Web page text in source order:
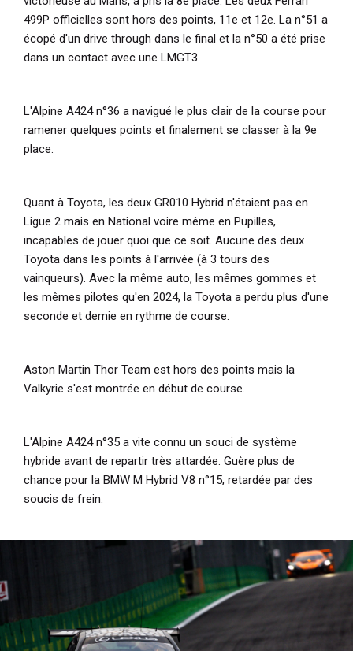
499P officielles sont hors des points, 11e et 12e. La n°51 a
écopé d'un drive through dans le final et la n°50 a été prise
dans un contact avec une LMGT3.
L'Alpine A424 n°36 a navigué le plus clair de la course pour
ramener quelques points et finalement se classer à la 9e
place.
Quant à Toyota, les deux GR010 Hybrid n'étaient pas en
Ligue 2 mais en National voire même en Pupilles,
incapables de jouer quoi que ce soit. Aucune des deux
Toyota dans les points à l'arrivée (à 3 tours des
vainqueurs). Avec la même auto, les mêmes gommes et
les mêmes pilotes qu'en 2024, la Toyota a perdu plus d'une
seconde et demie en rythme de course.
Aston Martin Thor Team est hors des points mais la
Valkyrie s'est montrée en début de course.
L'Alpine A424 n°35 a vite connu un souci de système
hybride avant de repartir très attardée. Guère plus de
chance pour la BMW M Hybrid V8 n°15, retardée par des
soucis de frein.